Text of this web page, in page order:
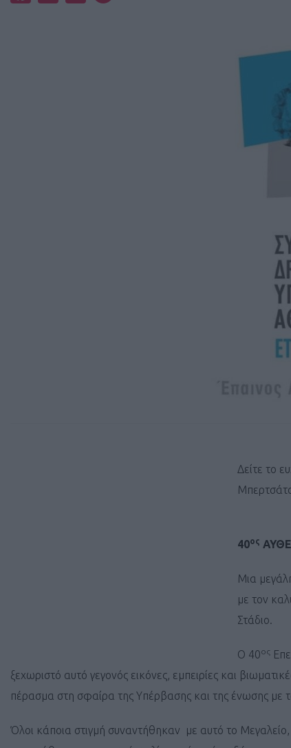
Δείτε το
40ος
Μια
με τον
Στάδιο.
Ο 40ος
ξεχωριστό αυτό γεγονός εικόνες, εμπειρίες και
πέρασμα στη σφαίρα της Υπέρβασης και της ένωσης με
Όλοι κάποια στιγμή συναντήθηκαν με αυτό το